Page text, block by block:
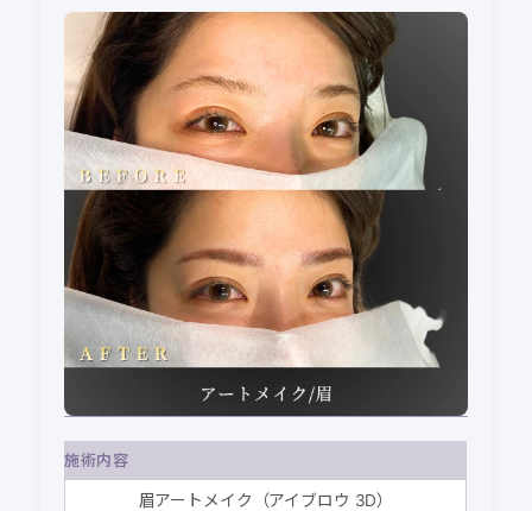
施術内容
眉アートメイク（アイブロウ 3D）